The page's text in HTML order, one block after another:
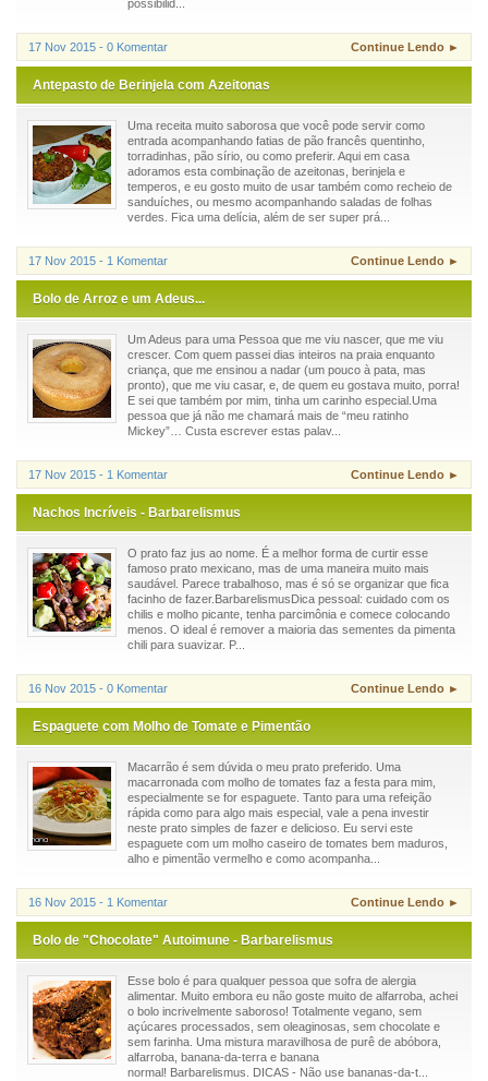
possibilid...
17 Nov 2015 - 0 Komentar Continue Lendo ►
Antepasto de Berinjela com Azeitonas
Uma receita muito saborosa que você pode servir como
entrada acompanhando fatias de pão francês quentinho,
torradinhas, pão sírio, ou como preferir. Aqui em casa
adoramos esta combinação de azeitonas, berinjela e
temperos, e eu gosto muito de usar também como recheio de
sanduíches, ou mesmo acompanhando saladas de folhas
verdes. Fica uma delícia, além de ser super prá...
17 Nov 2015 - 1 Komentar Continue Lendo ►
Bolo de Arroz e um Adeus...
Um Adeus para uma Pessoa que me viu nascer, que me viu
crescer. Com quem passei dias inteiros na praia enquanto
criança, que me ensinou a nadar (um pouco à pata, mas
pronto), que me viu casar, e, de quem eu gostava muito, porra!
E sei que também por mim, tinha um carinho especial.Uma
pessoa que já não me chamará mais de “meu ratinho
Mickey”… Custa escrever estas palav...
17 Nov 2015 - 1 Komentar Continue Lendo ►
Nachos Incríveis - Barbarelismus
O prato faz jus ao nome. É a melhor forma de curtir esse
famoso prato mexicano, mas de uma maneira muito mais
saudável. Parece trabalhoso, mas é só se organizar que fica
facinho de fazer.BarbarelismusDica pessoal: cuidado com os
chilis e molho picante, tenha parcimônia e comece colocando
menos. O ideal é remover a maioria das sementes da pimenta
chili para suavizar. P...
16 Nov 2015 - 0 Komentar Continue Lendo ►
Espaguete com Molho de Tomate e Pimentão
Macarrão é sem dúvida o meu prato preferido. Uma
macarronada com molho de tomates faz a festa para mim,
especialmente se for espaguete. Tanto para uma refeição
rápida como para algo mais especial, vale a pena investir
neste prato simples de fazer e delicioso. Eu servi este
espaguete com um molho caseiro de tomates bem maduros,
alho e pimentão vermelho e como acompanha...
16 Nov 2015 - 1 Komentar Continue Lendo ►
Bolo de "Chocolate" Autoimune - Barbarelismus
Esse bolo é para qualquer pessoa que sofra de alergia
alimentar. Muito embora eu não goste muito de alfarroba, achei
o bolo incrivelmente saboroso! Totalmente vegano, sem
açúcares processados, sem oleaginosas, sem chocolate e
sem farinha. Uma mistura maravilhosa de purê de abóbora,
alfarroba, banana-da-terra e banana
normal! Barbarelismus. DICAS - Não use bananas-da-t...